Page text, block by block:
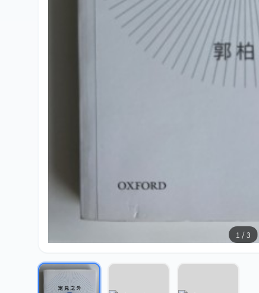
1 / 3